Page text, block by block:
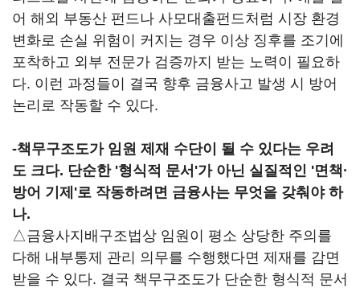
어 해외 부동산 펀드나 사모대출펀드처럼 시장 환경
변화로 손실 위험이 커지는 경우 이상 징후를 조기에
포착하고 외부 전문가 검증까지 받는 노력이 필요하
다. 이런 과정들이 결국 향후 금융사고 발생 시 방어
논리로 작동할 수 있다.
-책무구조도가 임원 제재 수단이 될 수 있다는 우려
도 크다. 단순한 '형식적 문서'가 아닌 실질적인 '면책·
방어 기제'로 작동하려면 금융사는 무엇을 갖춰야 하
나.
△금융사지배구조법상 임원이 평소 상당한 주의를
다해 내부통제 관리 의무를 수행했다면 제재를 감면
받을 수 있다. 결국 책무구조도가 단순한 형식적 문서